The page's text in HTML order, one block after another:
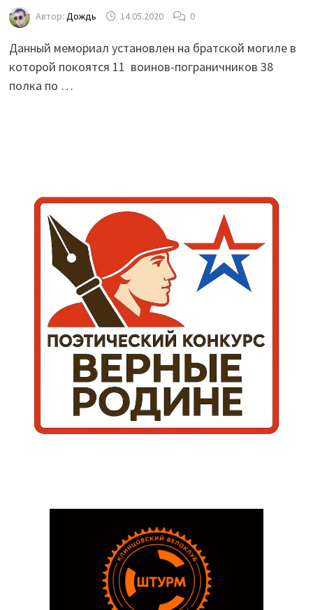
Автор: Дождь 14.05.2020 0
Данный мемориал установлен на братской могиле в
которой покоятся 11 воинов-пограничников 38
полка по …